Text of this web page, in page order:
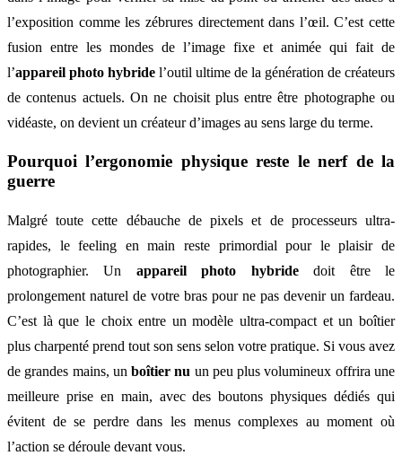
l’exposition comme les zébrures directement dans l’œil. C’est cette
fusion entre les mondes de l’image fixe et animée qui fait de
l’appareil photo hybride l’outil ultime de la génération de créateurs
de contenus actuels. On ne choisit plus entre être photographe ou
vidéaste, on devient un créateur d’images au sens large du terme.
Pourquoi l’ergonomie physique reste le nerf de la
guerre
Malgré toute cette débauche de pixels et de processeurs ultra-
rapides, le feeling en main reste primordial pour le plaisir de
photographier. Un appareil photo hybridedoit être le
prolongement naturel de votre bras pour ne pas devenir un fardeau.
C’est là que le choix entre un modèle ultra-compact et un boîtier
plus charpenté prend tout son sens selon votre pratique. Si vous avez
de grandes mains, unboîtier nu un peu plus volumineux offrira une
meilleure prise en main, avec des boutons physiques dédiés qui
évitent de se perdre dans les menus complexes au moment où
l’action se déroule devant vous.